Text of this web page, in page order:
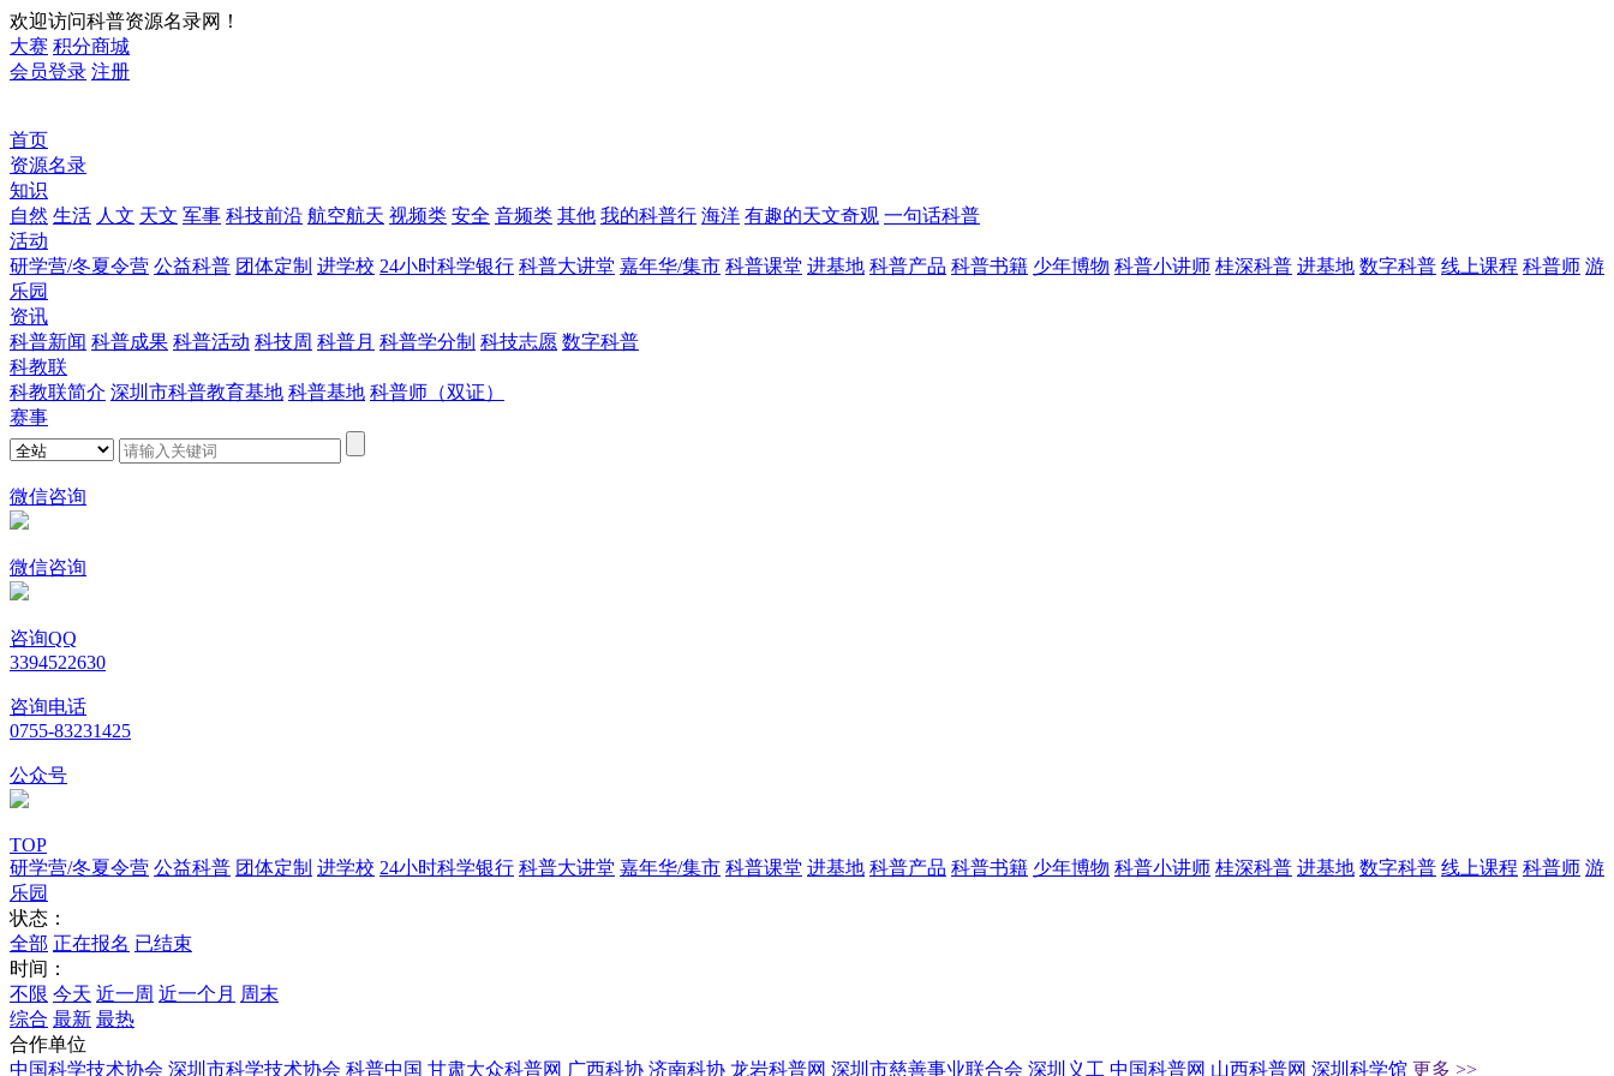
欢迎访问科普资源名录网！
大赛 积分商城
会员登录 注册
首页
资源名录
知识
自然 生活 人文 天文 军事 科技前沿 航空航天 视频类 安全 音频类 其他 我的科普行 海洋 有趣的天文奇观 一句话科普
活动
研学营/冬夏令营 公益科普 团体定制 进学校 24小时科学银行 科普大讲堂 嘉年华/集市 科普课堂 进基地 科普产品 科普书籍 少年博物 科普小讲师 桂深科普 进基地 数字科普 线上课程 科普师 游
乐园
资讯
科普新闻 科普成果 科普活动 科技周 科普月 科普学分制 科技志愿 数字科普
科教联
科教联简介 深圳市科普教育基地 科普基地 科普师（双证）
赛事
微信咨询
微信咨询
咨询QQ
3394522630
咨询电话
0755-83231425
公众号
TOP
研学营/冬夏令营 公益科普 团体定制 进学校 24小时科学银行 科普大讲堂 嘉年华/集市 科普课堂 进基地 科普产品 科普书籍 少年博物 科普小讲师 桂深科普 进基地 数字科普 线上课程 科普师 游
乐园
状态：
全部 正在报名 已结束
时间：
不限 今天 近一周 近一个月 周末
综合 最新 最热
合作单位
中国科学技术协会 深圳市科学技术协会 科普中国 甘肃大众科普网 广西科协 济南科协 龙岩科普网 深圳市慈善事业联合会 深圳义工 中国科普网 山西科普网 深圳科学馆 更多 >>